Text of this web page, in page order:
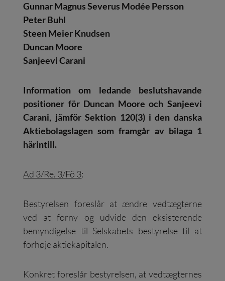
Gunnar Magnus Severus Modée Persson
Peter Buhl
Steen Meier Knudsen
Duncan Moore
Sanjeevi Carani
Information om ledande beslutshavande
positioner för Duncan Moore och Sanjeevi
Carani, jämför Sektion 120(3) i den danska
Aktiebolagslagen som framgår av bilaga 1
härintill.
Ad 3/Re. 3/Fö 3:
Bestyrelsen foreslår at ændre vedtægterne
ved at forny og udvide den eksisterende
bemyndigelse til Selskabets bestyrelse til at
forhøje aktiekapitalen.
Konkret foreslår bestyrelsen, at vedtægternes